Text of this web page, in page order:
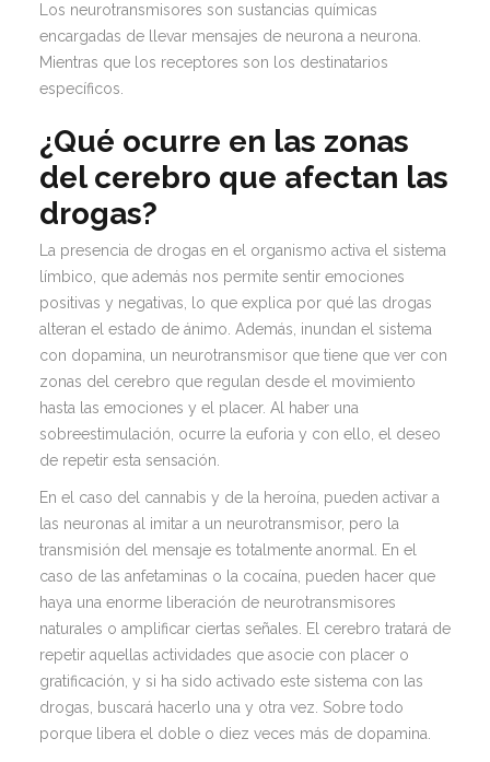
Los neurotransmisores son sustancias químicas
encargadas de llevar mensajes de neurona a neurona.
Mientras que los receptores son los destinatarios
específicos.
¿Qué ocurre en las zonas
del cerebro que afectan las
drogas?
La presencia de drogas en el organismo activa el sistema
límbico, que además nos permite sentir emociones
positivas y negativas, lo que explica por qué las drogas
alteran el estado de ánimo. Además, inundan el sistema
con dopamina, un neurotransmisor que tiene que ver con
zonas del cerebro que regulan desde el movimiento
hasta las emociones y el placer. Al haber una
sobreestimulación, ocurre la euforia y con ello, el deseo
de repetir esta sensación.
En el caso del cannabis y de la heroína, pueden activar a
las neuronas al imitar a un neurotransmisor, pero la
transmisión del mensaje es totalmente anormal. En el
caso de las anfetaminas o la cocaína, pueden hacer que
haya una enorme liberación de neurotransmisores
naturales o amplificar ciertas señales. El cerebro tratará de
repetir aquellas actividades que asocie con placer o
gratificación, y si ha sido activado este sistema con las
drogas, buscará hacerlo una y otra vez. Sobre todo
porque libera el doble o diez veces más de dopamina.